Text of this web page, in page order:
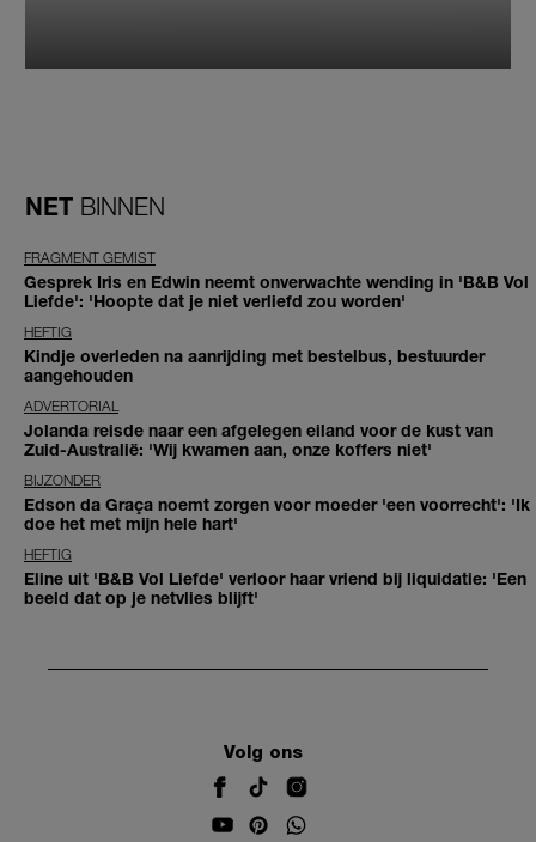
NET BINNEN
FRAGMENT GEMIST
Gesprek Iris en Edwin neemt onverwachte wending in 'B&B Vol
Liefde': 'Hoopte dat je niet verliefd zou worden'
HEFTIG
Kindje overleden na aanrijding met bestelbus, bestuurder
aangehouden
ADVERTORIAL
Jolanda reisde naar een afgelegen eiland voor de kust van
Zuid-Australië: 'Wij kwamen aan, onze koffers niet'
BIJZONDER
Edson da Graça noemt zorgen voor moeder 'een voorrecht': 'Ik
doe het met mijn hele hart'
HEFTIG
Eline uit 'B&B Vol Liefde' verloor haar vriend bij liquidatie: 'Een
beeld dat op je netvlies blijft'
Volg ons